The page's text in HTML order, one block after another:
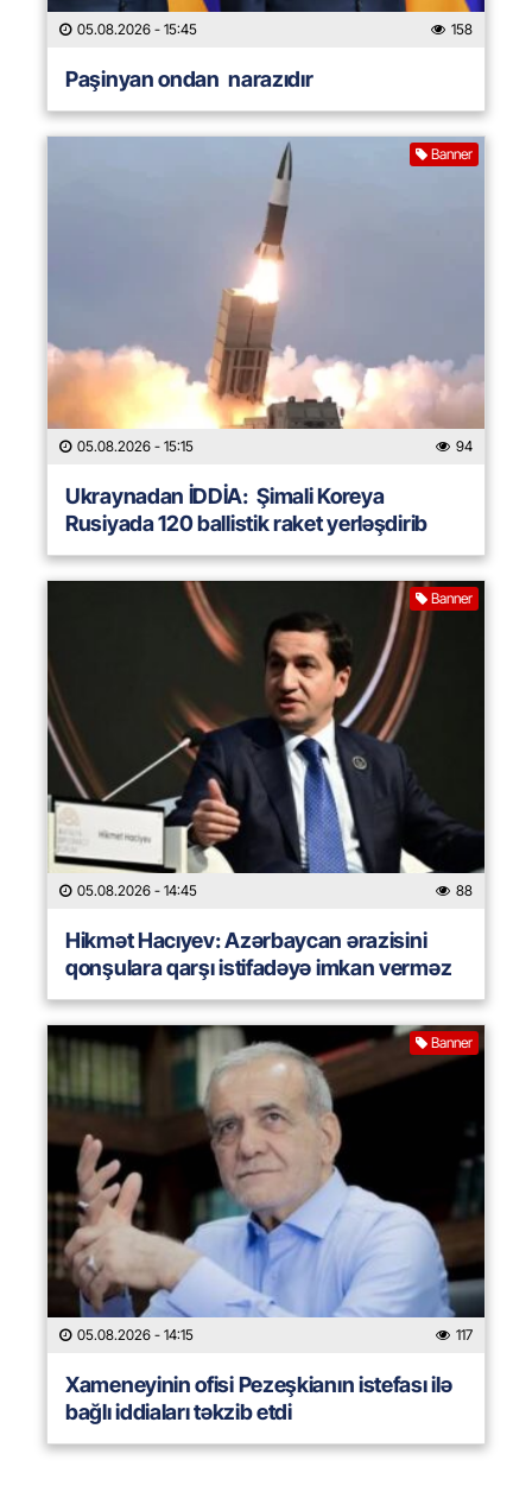
05.08.2026 - 15:45 158
Paşinyan ondan narazıdır
Banner
05.08.2026 - 15:15 94
Ukraynadan İDDİA: Şimali Koreya
Rusiyada 120 ballistik raket yerləşdirib
Banner
05.08.2026 - 14:45 88
Hikmət Hacıyev: Azərbaycan ərazisini
qonşulara qarşı istifadəyə imkan verməz
Banner
05.08.2026 - 14:15 117
Xameneyinin ofisi Pezeşkianın istefası ilə
bağlı iddiaları təkzib etdi